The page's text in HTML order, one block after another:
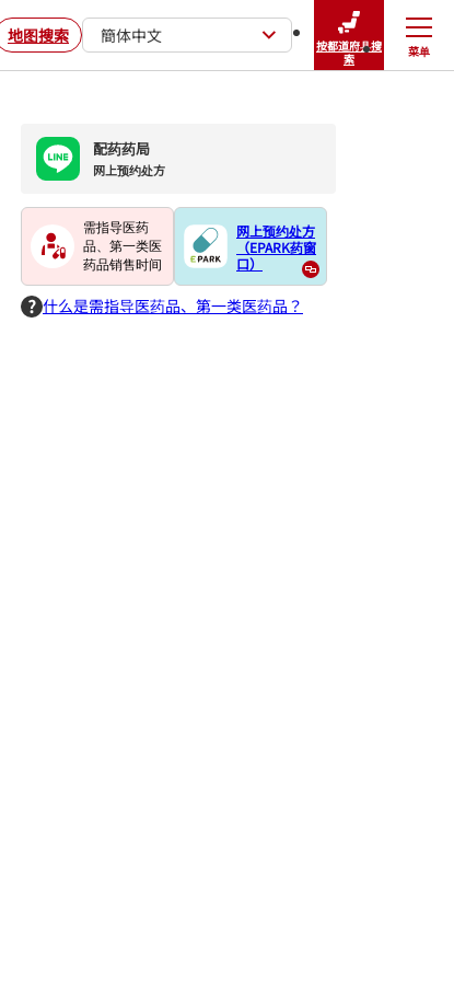
地图搜索 簡体中文
按都道府县搜
索
菜单
关闭
配药药局
网上预约处方
需指导医药
品、第一类医
药品销售时间
网上预约处方
（EPARK药窗
口）
什么是需指导医药品、第一类医药品？